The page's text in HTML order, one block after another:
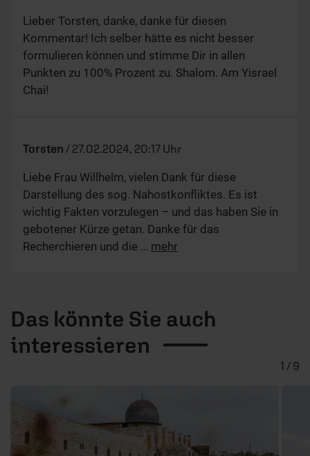
Lieber Torsten, danke, danke für diesen
Kommentar! Ich selber hätte es nicht besser
formulieren können und stimme Dir in allen
Punkten zu 100% Prozent zu. Shalom. Am Yisrael
Chai!
Torsten / 27.02.2024, 20:17 Uhr
Liebe Frau Willhelm, vielen Dank für diese
Darstellung des sog. Nahostkonfliktes. Es ist
wichtig Fakten vorzulegen – und das haben Sie in
gebotener Kürze getan. Danke für das
Recherchieren und die … mehr
Das könnte Sie auch
interessieren
1 / 9